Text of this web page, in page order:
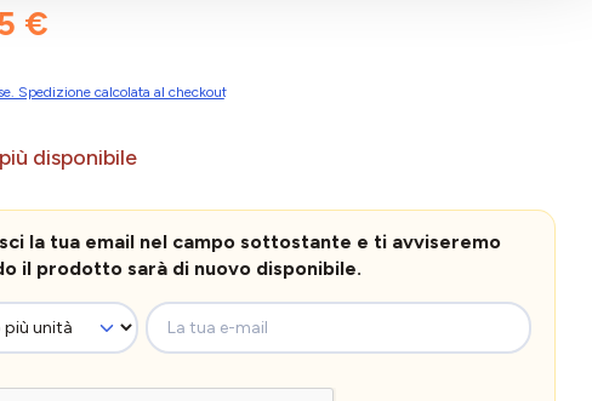
€
Spedizione calcolata al checkout
disponibile
la tua email nel campo sottostante e ti avviseremo
il prodotto sarà di nuovo disponibile.
La tua e-mail